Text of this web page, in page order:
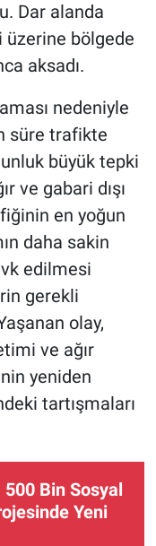
Dar alanda
üzerine bölgede
aksadı.
nedeniyle
süre trafikte
büyük tepki
ve gabari dışı
en yoğun
daha sakin
edilmesi
gerekli
olay,
ve ağır
yeniden
tartışmaları
500 Bin Sosyal
Yeni